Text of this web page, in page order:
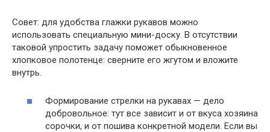
Совет: для удобства глажки рукавов можно
использовать специальную мини-доску. В отсутствии
таковой упростить задачу поможет обыкновенное
хлопковое полотенце: сверните его жгутом и вложите
внутрь.
Формирование стрелки на рукавах — дело
добровольное: тут все зависит и от вкуса хозяина
сорочки, и от пошива конкретной модели. Если вы